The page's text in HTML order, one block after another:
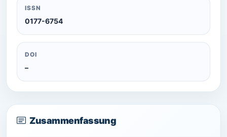
ISSN
0177-6754
DOI
–
Zusammenfassung